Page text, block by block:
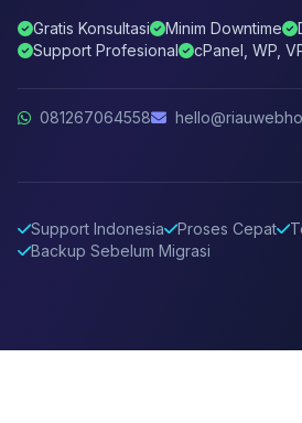
Gratis Konsultasi Minim Downtime
Support Profesional
cPanel, WP,
081267064558
Support Indonesia Proses Cepat
Backup Sebelum Migrasi